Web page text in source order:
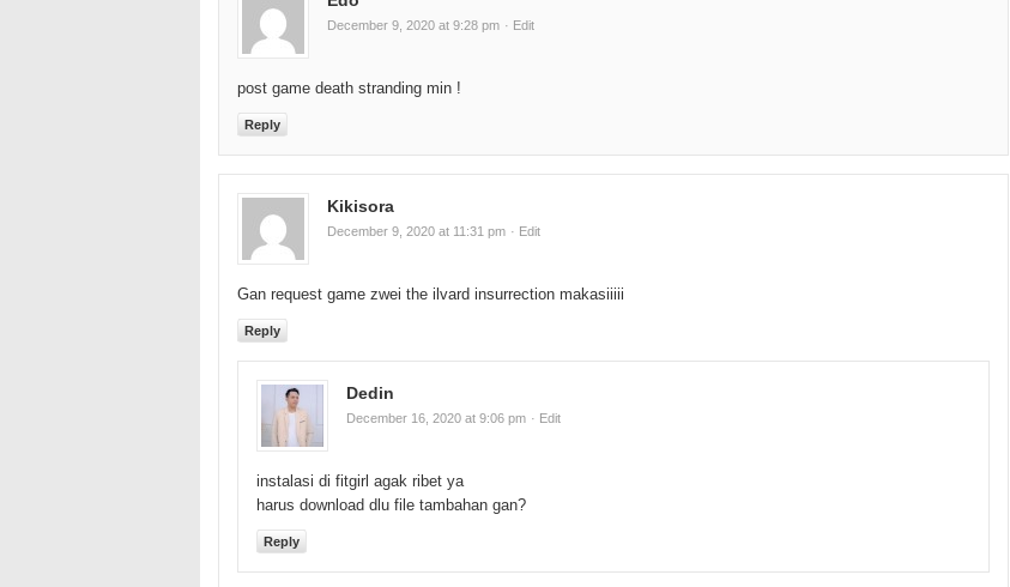
December 9, 2020 at 9:28 pm · Edit
post game death stranding min !
Reply
Kikisora
December 9, 2020 at 11:31 pm · Edit
Gan request game zwei the ilvard insurrection makasiiiii
Reply
Dedin
December 16, 2020 at 9:06 pm · Edit
instalasi di fitgirl agak ribet ya
harus download dlu file tambahan gan?
Reply